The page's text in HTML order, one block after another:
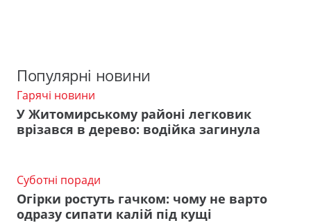
Популярні новини
Гарячі новини
У Житомирському районі легковик
врізався в дерево: водійка загинула
Суботні поради
Огірки ростуть гачком: чому не варто
одразу сипати калій під кущі